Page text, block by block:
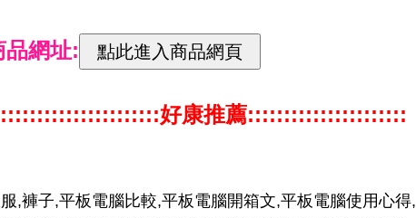
品網址:
::::::::::::::::::::::好康推薦::::::::::::::::::::::
,褲子,平板電腦比較,平板電腦開箱文,平板電腦使用心得,